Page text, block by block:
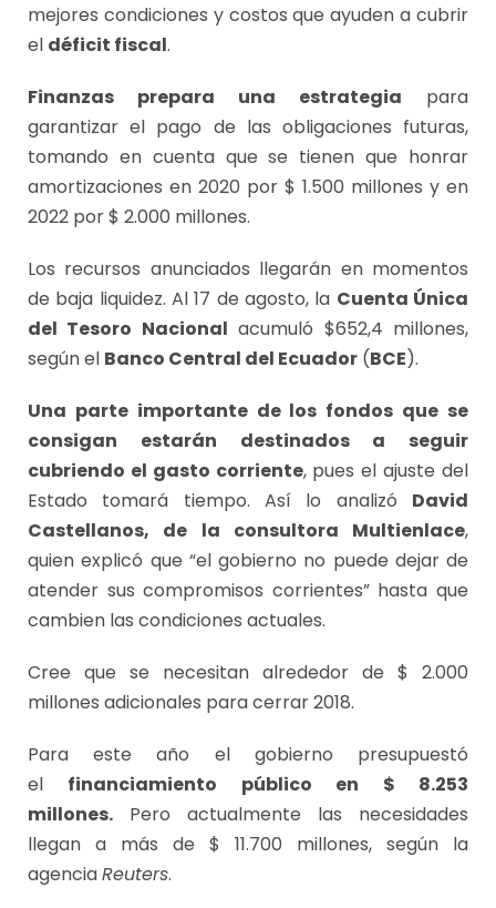
mejores condiciones y costos que ayuden a cubrir
el déficit fiscal.
Finanzas prepara una estrategia para
garantizar el pago de las obligaciones futuras,
tomando en cuenta que se tienen que honrar
amortizaciones en 2020 por $ 1.500 millones y en
2022 por $ 2.000 millones.
Los recursos anunciados llegarán en momentos
de baja liquidez. Al 17 de agosto, la Cuenta Única
del Tesoro Nacional acumuló $652,4 millones,
según el Banco Central del Ecuador (BCE).
Una parte importante de los fondos que se
consigan estarán destinados a seguir
cubriendo el gasto corriente, pues el ajuste del
Estado tomará tiempo. Así lo analizó David
Castellanos, de la consultora Multienlace,
quien explicó que “el gobierno no puede dejar de
atender sus compromisos corrientes” hasta que
cambien las condiciones actuales.
Cree que se necesitan alrededor de $ 2.000
millones adicionales para cerrar 2018.
Para este año el gobierno presupuestó
el financiamiento público en $ 8.253
millones. Pero actualmente las necesidades
llegan a más de $ 11.700 millones, según la
agenciaReuters.